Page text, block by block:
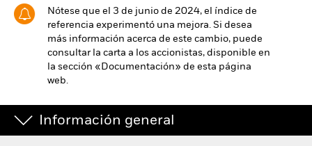
Nuestra compañía
Nótese que el 3 de junio de 2024, el índice de
referencia experimentó una mejora. Si desea
más información acerca de este cambio, puede
consultar la carta a los accionistas, disponible en
la sección «Documentación» de esta página
web.
Información general